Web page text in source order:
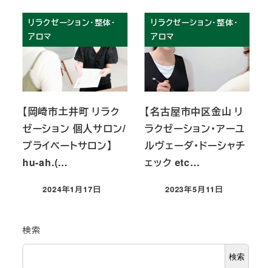
リラクゼーション・整体・
アロマ
【岡崎市土井町 リラク
ゼーション 個人サロン/
プライベートサロン】
hu-ah.(…
投稿日
2024年1月17日
リラクゼーション・整体・
アロマ
【名古屋市中区金山 リ
ラクゼーション・アーユ
ルヴェーダ・ドーシャチ
ェック etc…
投稿日
2023年5月11日
検索
検索